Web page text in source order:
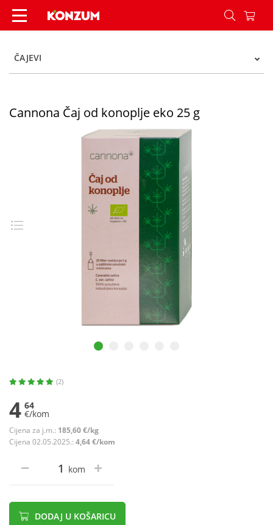
Cannona Čaj od konoplje eko 25 g - Konzum
ČAJEVI
Cannona Čaj od konoplje eko 25 g
(2)
4 64
€/kom
Cijena za j.m.: 185,60 €/kg
Cijena 02.05.2025.: 4,64 €/kom
kom
DODAJ U KOŠARICU